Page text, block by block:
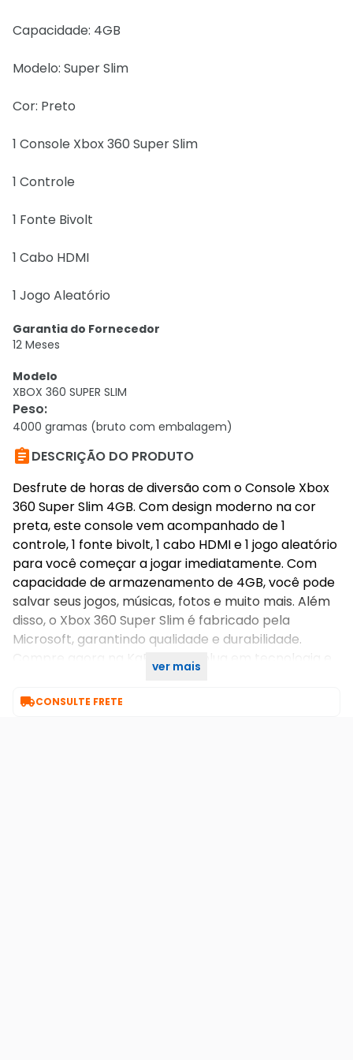
Capacidade: 4GB
Modelo: Super Slim
Cor: Preto
1 Console Xbox 360 Super Slim
1 Controle
1 Fonte Bivolt
1 Cabo HDMI
1 Jogo Aleatório
Garantia do Fornecedor
12 Meses
Modelo
XBOX 360 SUPER SLIM
Peso:
4000 gramas (bruto com embalagem)
DESCRIÇÃO DO PRODUTO
Desfrute de horas de diversão com o Console Xbox
360 Super Slim 4GB. Com design moderno na cor
preta, este console vem acompanhado de 1
controle, 1 fonte bivolt, 1 cabo HDMI e 1 jogo aleatório
para você começar a jogar imediatamente. Com
capacidade de armazenamento de 4GB, você pode
salvar seus jogos, músicas, fotos e muito mais. Além
disso, o Xbox 360 Super Slim é fabricado pela
Microsoft, garantindo qualidade e durabilidade.
Compre agora na KaBuM! e evolua em tecnologia e
ver mais
CONSULTE FRETE